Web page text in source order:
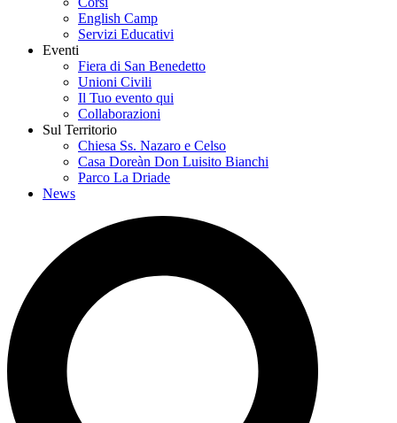
English Camp
Servizi Educativi
Eventi
Fiera di San Benedetto
Unioni Civili
Il Tuo evento qui
Collaborazioni
Sul Territorio
Chiesa Ss. Nazaro e Celso
Casa Doreàn Don Luisito Bianchi
Parco La Driade
News